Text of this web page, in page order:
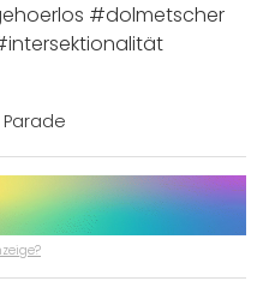
#dolmetscher
Parade